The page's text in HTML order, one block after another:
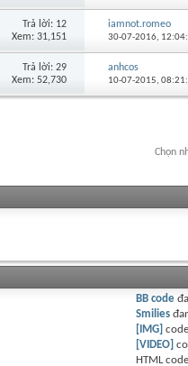
Trả lời: 12
Xem: 31,151
iamnot.romeo
30-07-2016,
Trả lời: 29
Xem: 52,730
anhcos
10-07-2015,
Chọn
BB code
Smilies
[IMG]
[VIDEO]
HTML